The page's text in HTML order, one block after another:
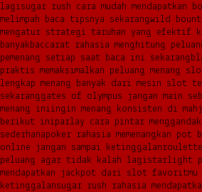
lagisugar rush cara mudah mendapatkan
melimpah baca tipsnya sekarangwild
mengatur strategi taruhan yang efektif
banyak baccarat rahasia menghitung
pemenang setiap saat baca ini sekarang
praktis memaksimalkan peluang menang
lengkap menang banyak dari mesin slot
sekaranggates of olympus jangan main
menang iniingin menang konsisten di
berikut iniparlay cara pintar
sederhanapoker rahasia memenangkan
online jangan sampai ketinggalanroulette
peluang agar tidak kalah lagistarlight
mendapatkan jackpot dari slot favoritmu
ketinggalansugar rush rahasia